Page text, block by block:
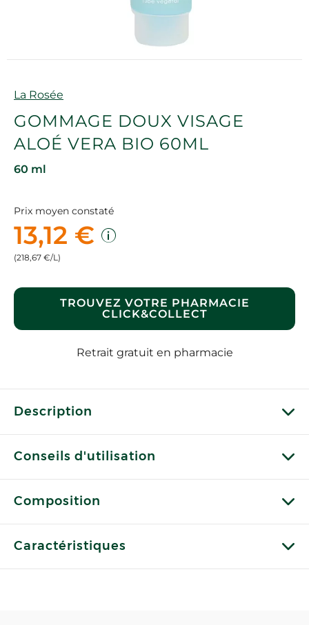
Marque
La Rosée
GOMMAGE DOUX VISAGE
ALOÉ VERA BIO 60ML
60 ml
Prix moyen constaté
13,12 €
(218,67 €/L)
TROUVEZ VOTRE PHARMACIE
CLICK&COLLECT
Retrait gratuit en pharmacie
Description
Conseils d'utilisation
Composition
Caractéristiques